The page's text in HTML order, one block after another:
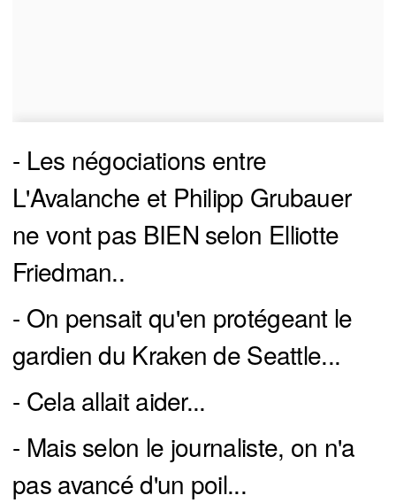
- Les négociations entre
L'Avalanche et Philipp Grubauer
ne vont pas BIEN selon Elliotte
Friedman..
- On pensait qu'en protégeant le
gardien du Kraken de Seattle...
- Cela allait aider...
- Mais selon le journaliste, on n'a
pas avancé d'un poil...